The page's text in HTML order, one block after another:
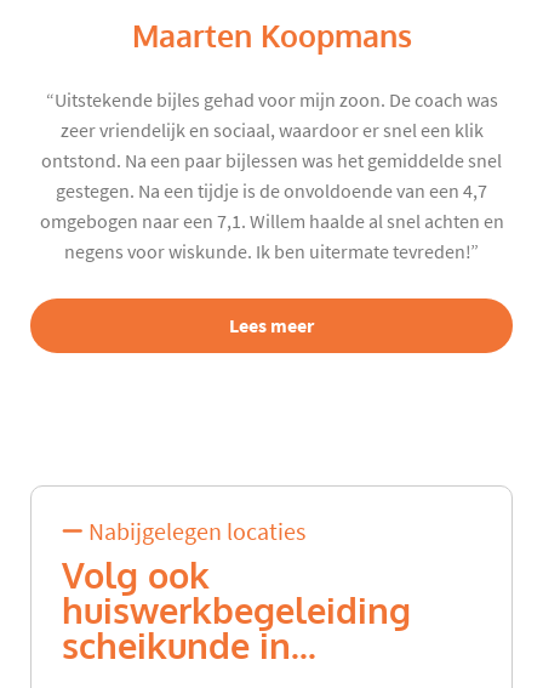
Maarten Koopmans
“Uitstekende bijles gehad voor mijn zoon. De coach was
zeer vriendelijk en sociaal, waardoor er snel een klik
ontstond. Na een paar bijlessen was het gemiddelde snel
gestegen. Na een tijdje is de onvoldoende van een 4,7
omgebogen naar een 7,1. Willem haalde al snel achten en
negens voor wiskunde. Ik ben uitermate tevreden!”
Lees meer
Nabijgelegen locaties
Volg ook
huiswerkbegeleiding
scheikunde in...